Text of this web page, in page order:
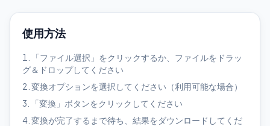
使用方法
「ファイル選択」をクリックするか、ファイルをドラッ
グ＆ドロップしてください
変換オプションを選択してください（利用可能な場合）
「変換」ボタンをクリックしてください
変換が完了するまで待ち、結果をダウンロードしてくだ